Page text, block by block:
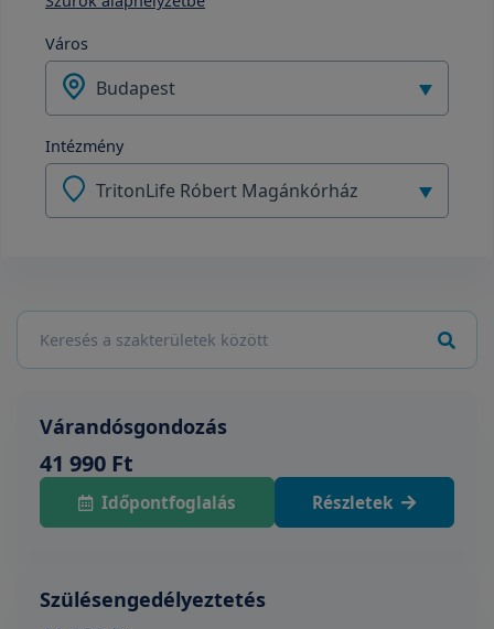
Város
Budapest
Intézmény
TritonLife Róbert Magánkórház
Várandósgondozás
41 990 Ft
Időpontfoglalás Részletek
Szülésengedélyeztetés